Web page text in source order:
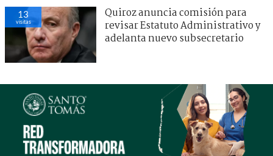
13
visitas
Quiroz anuncia comisión para
revisar Estatuto Administrativo y
adelanta nuevo subsecretario